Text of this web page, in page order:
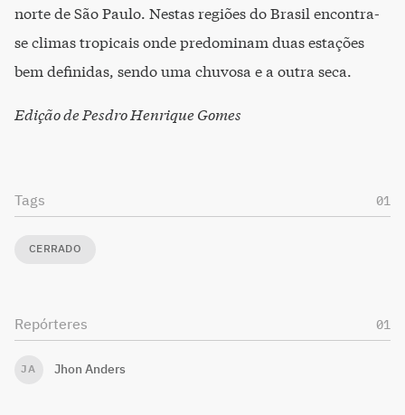
norte de São Paulo. Nestas regiões do Brasil encontra-
se climas tropicais onde predominam duas estações
bem definidas, sendo uma chuvosa e a outra seca.
Edição de Pesdro Henrique Gomes
Tags 01
CERRADO
Repórteres 01
JA Jhon Anders